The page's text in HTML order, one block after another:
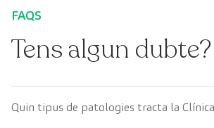
FAQS
Tens algun dubte?
Quin tipus de patologies tracta la